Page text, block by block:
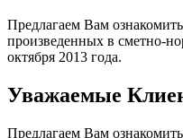
Предлагаем Вам
произведенных в сметно-
октября 2013 года.
Уважаемые
Предлагаем Вам